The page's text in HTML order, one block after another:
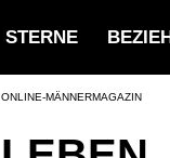
STERNE
ONLINE-MÄNNERMAGAZIN